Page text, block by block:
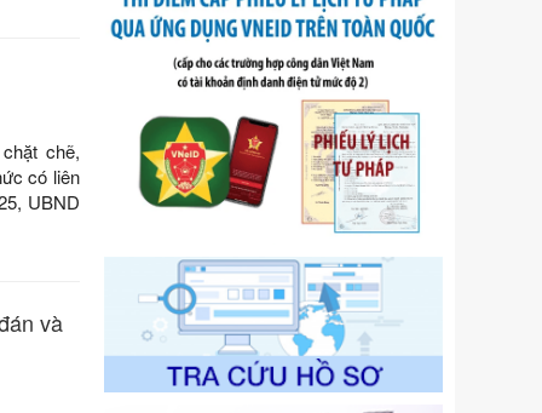
chẽ,
có liên
UBND
và
Số kí hiệu:105/2026/TT-BTC
Tên: Thông tư số 105/2026/TT-BTC
của Bộ Tài chính: Bãi bỏ Thông tư số
87/2019/TT- BТC ngày 19 tháng 12
năm 2019 của Bộ trưởng Bộ Tài
chính hướng dẫn thực hiện xử phạt
vi phạm hành chính trong lĩnh vực
kho bạc nhà nước
Ngày ban hành: 21/07/2026
Số kí hiệu:291/2026/NĐ-CP
Tên: Nghị định số 291/2026/NĐ-CP
của Chính phủ: Sửa đổi, bổ sung
một số điều của Nghị định số
125/2020/NĐ-СР ngày 19 tháng 10
năm 2020 của Chính phủ quy định